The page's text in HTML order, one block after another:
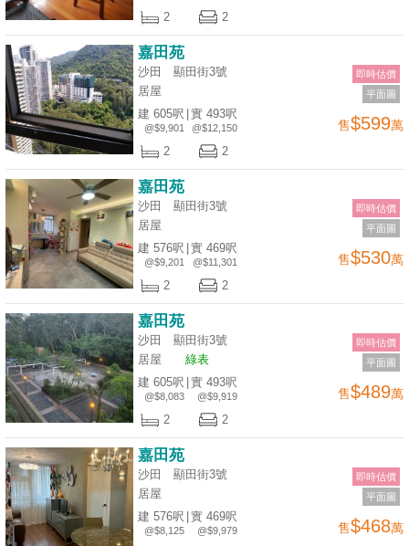
2 2
平面圖
即時估價
嘉田苑
沙田 顯田街3號
居屋
建 605呎
@$9,901
實 493呎
@$12,150 售$599萬
2 2
平面圖
即時估價
嘉田苑
沙田 顯田街3號
居屋
建 576呎
@$9,201
實 469呎
@$11,301 售$530萬
2 2
平面圖
即時估價
嘉田苑
沙田 顯田街3號
居屋
綠表
建 605呎
@$8,083
實 493呎
@$9,919 售$489萬
2 2
平面圖
即時估價
嘉田苑
沙田 顯田街3號
居屋
建 576呎
@$8,125
實 469呎
@$9,979 售$468萬